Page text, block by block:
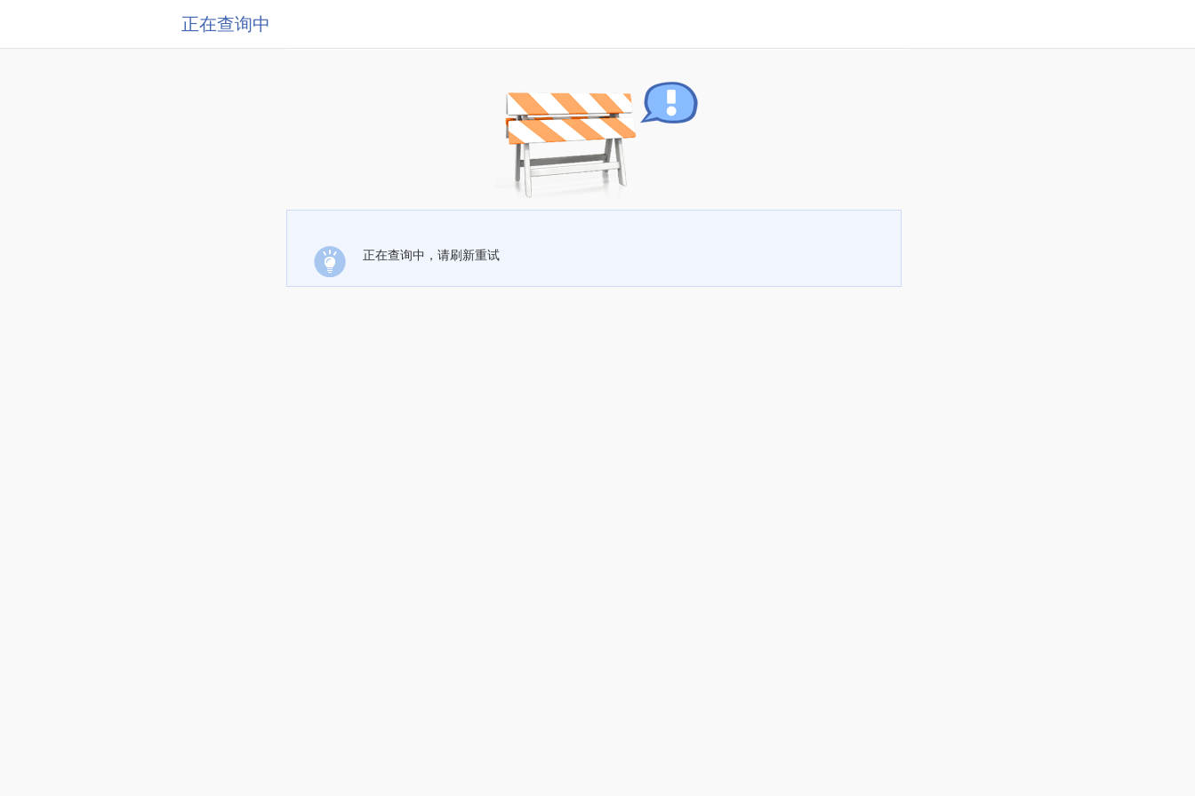
正在查询中
正在查询中，请刷新重试